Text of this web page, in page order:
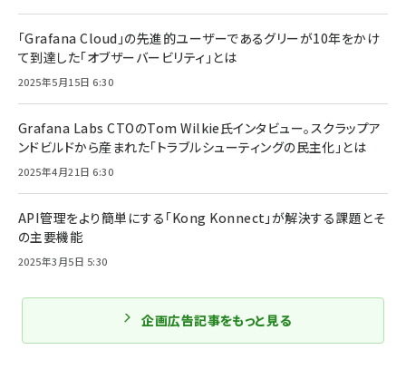
「Grafana Cloud」の先進的ユーザーであるグリーが10年をかけ
て到達した「オブザーバービリティ」とは
2025年5月15日 6:30
Grafana Labs CTOのTom Wilkie氏インタビュー。スクラップア
ンドビルドから産まれた「トラブルシューティングの民主化」とは
2025年4月21日 6:30
API管理をより簡単にする「Kong Konnect」が解決する課題とそ
の主要機能
2025年3月5日 5:30
企画広告記事をもっと見る